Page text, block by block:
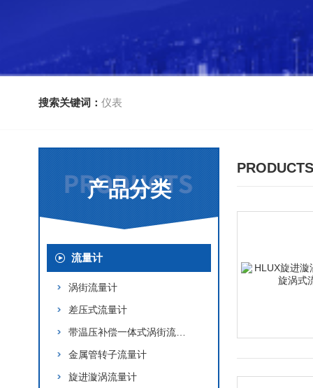
搜索关键词： 仪表
产品分类
流量计
涡街流量计
差压式流量计
金属管转子流量计
旋进漩涡流量计